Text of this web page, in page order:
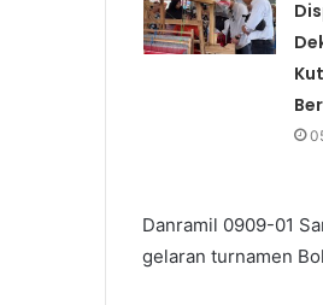
Danramil 0909-01
gelaran turnamen